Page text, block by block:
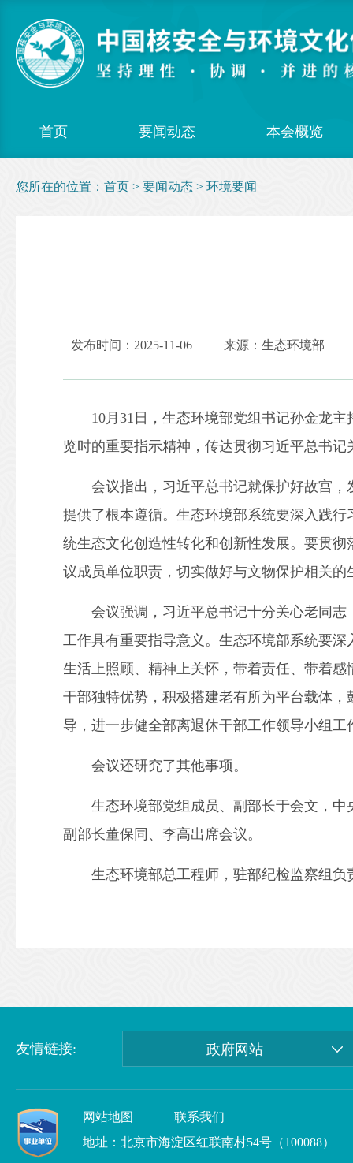
首页 要闻动态 本会概览
您所在的位置： 首页 > 要闻动态 > 环境要闻
发布时间：2025-11-06 来源：生态环境部
10月31日，生态环境部党组书记孙金龙主
览时的重要指示精神，传达贯彻习近平总书
会议指出，习近平总书记就保护好故宫，
提供了根本遵循。生态环境部系统要深入践
统生态文化创造性转化和创新性发展。要贯
议成员单位职责，切实做好与文物保护相关
会议强调，习近平总书记十分关心老同志
工作具有重要指导意义。生态环境部系统要
生活上照顾、精神上关怀，带着责任、带着
干部独特优势，积极搭建老有所为平台载体
导，进一步健全部离退休干部工作领导小组
会议还研究了其他事项。
生态环境部党组成员、副部长于会文，中
副部长董保同、李高出席会议。
生态环境部总工程师，驻部纪检监察组负
友情链接: 政府网站
网站地图
联系我们
地址：北京市海淀区红联南村54号（100088）